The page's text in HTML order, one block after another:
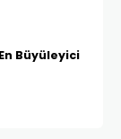
Büyüleyici